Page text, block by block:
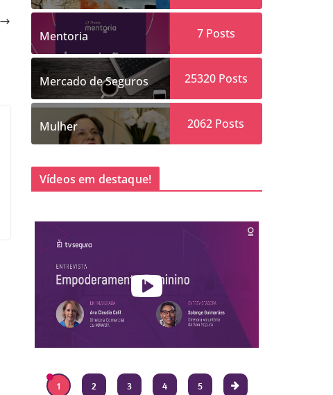
Mentoria 7Posts
Mercado de Seguros 25320Posts
Mulher 2062 Posts
Vídeos em destaque!
1 2 3 4 5